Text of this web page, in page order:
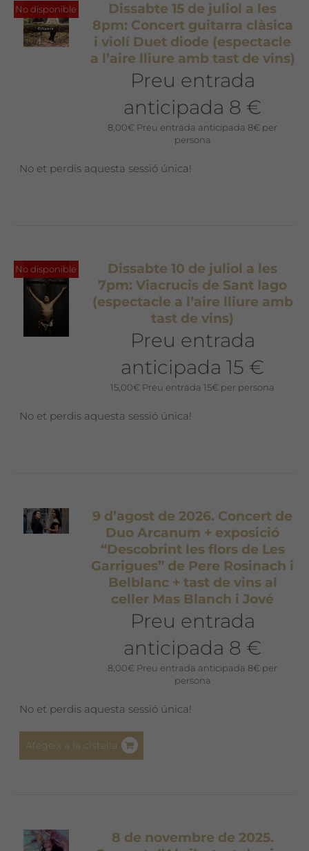
No disponible
Dissabte 15 de juliol a les
8pm: Concert guitarra clàsica
i violí Duet diode (espectacle
a l’aire lliure amb tast de vins)
Preu entrada
anticipada 8 €
8,00€ Preu entrada anticipada 8€ per
persona
No et perdis aquesta sessió única!
No disponible
Dissabte 10 de juliol a les
7pm: Viacrucis de Sant Iago
(espectacle a l’aire lliure amb
tast de vins)
Preu entrada
anticipada 15 €
15,00€ Preu entrada 15€ per persona
No et perdis aquesta sessió única!
9 d’agost de 2026. Concert de
Duo Arcanum + exposició
“Descobrint les flors de Les
Garrigues” de Pere Rosinach i
Belblanc + tast de vins al
celler Mas Blanch i Jové
Preu entrada
anticipada 8 €
8,00€ Preu entrada anticipada 8€ per
persona
No et perdis aquesta sessió única!
Afegeix a la cistella
8 de novembre de 2025.